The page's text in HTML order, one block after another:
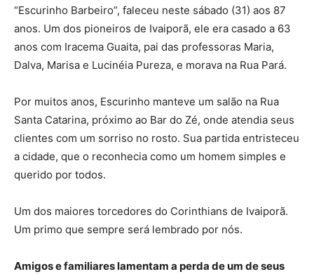
“Escurinho Barbeiro”, faleceu neste sábado (31) aos 87
anos. Um dos pioneiros de Ivaiporã, ele era casado a 63
anos com Iracema Guaita, pai das professoras Maria,
Dalva, Marisa e Lucinéia Pureza, e morava na Rua Pará.
Por muitos anos, Escurinho manteve um salão na Rua
Santa Catarina, próximo ao Bar do Zé, onde atendia seus
clientes com um sorriso no rosto. Sua partida entristeceu
a cidade, que o reconhecia como um homem simples e
querido por todos.
Um dos maiores torcedores do Corinthians de Ivaiporã.
Um primo que sempre será lembrado por nós.
Amigos e familiares lamentam a perda de um de seus